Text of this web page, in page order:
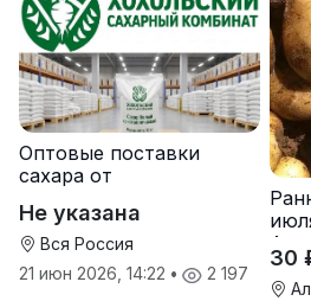
Оптовые поставки
сахара от
Хохольский сахарный
комбинат
Не указана
Вся Россия
21 июн 2026, 14:22 • 2 197
30